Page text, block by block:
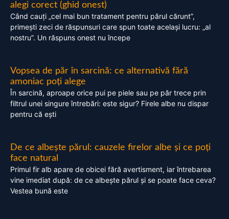
alegi corect (ghid onest)
Când cauți „cel mai bun tratament pentru părul cărunt”,
primești zeci de răspunsuri care spun toate același lucru: „al
nostru”. Un răspuns onest nu începe
Vopsea de păr în sarcină: ce alternativă fără
amoniac poți alege
În sarcină, aproape orice pui pe piele sau pe păr trece prin
filtrul unei singure întrebări: este sigur? Firele albe nu dispar
pentru că ești
De ce albește părul: cauzele firelor albe și ce poți
face natural
Primul fir alb apare de obicei fără avertisment, iar întrebarea
vine imediat după: de ce albește părul și se poate face ceva?
Vestea bună este